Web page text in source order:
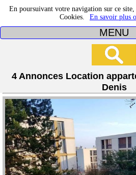
En poursuivant votre navigation sur ce
Cookies.
En savoir plus
MENU
4 Annonces Location
Denis